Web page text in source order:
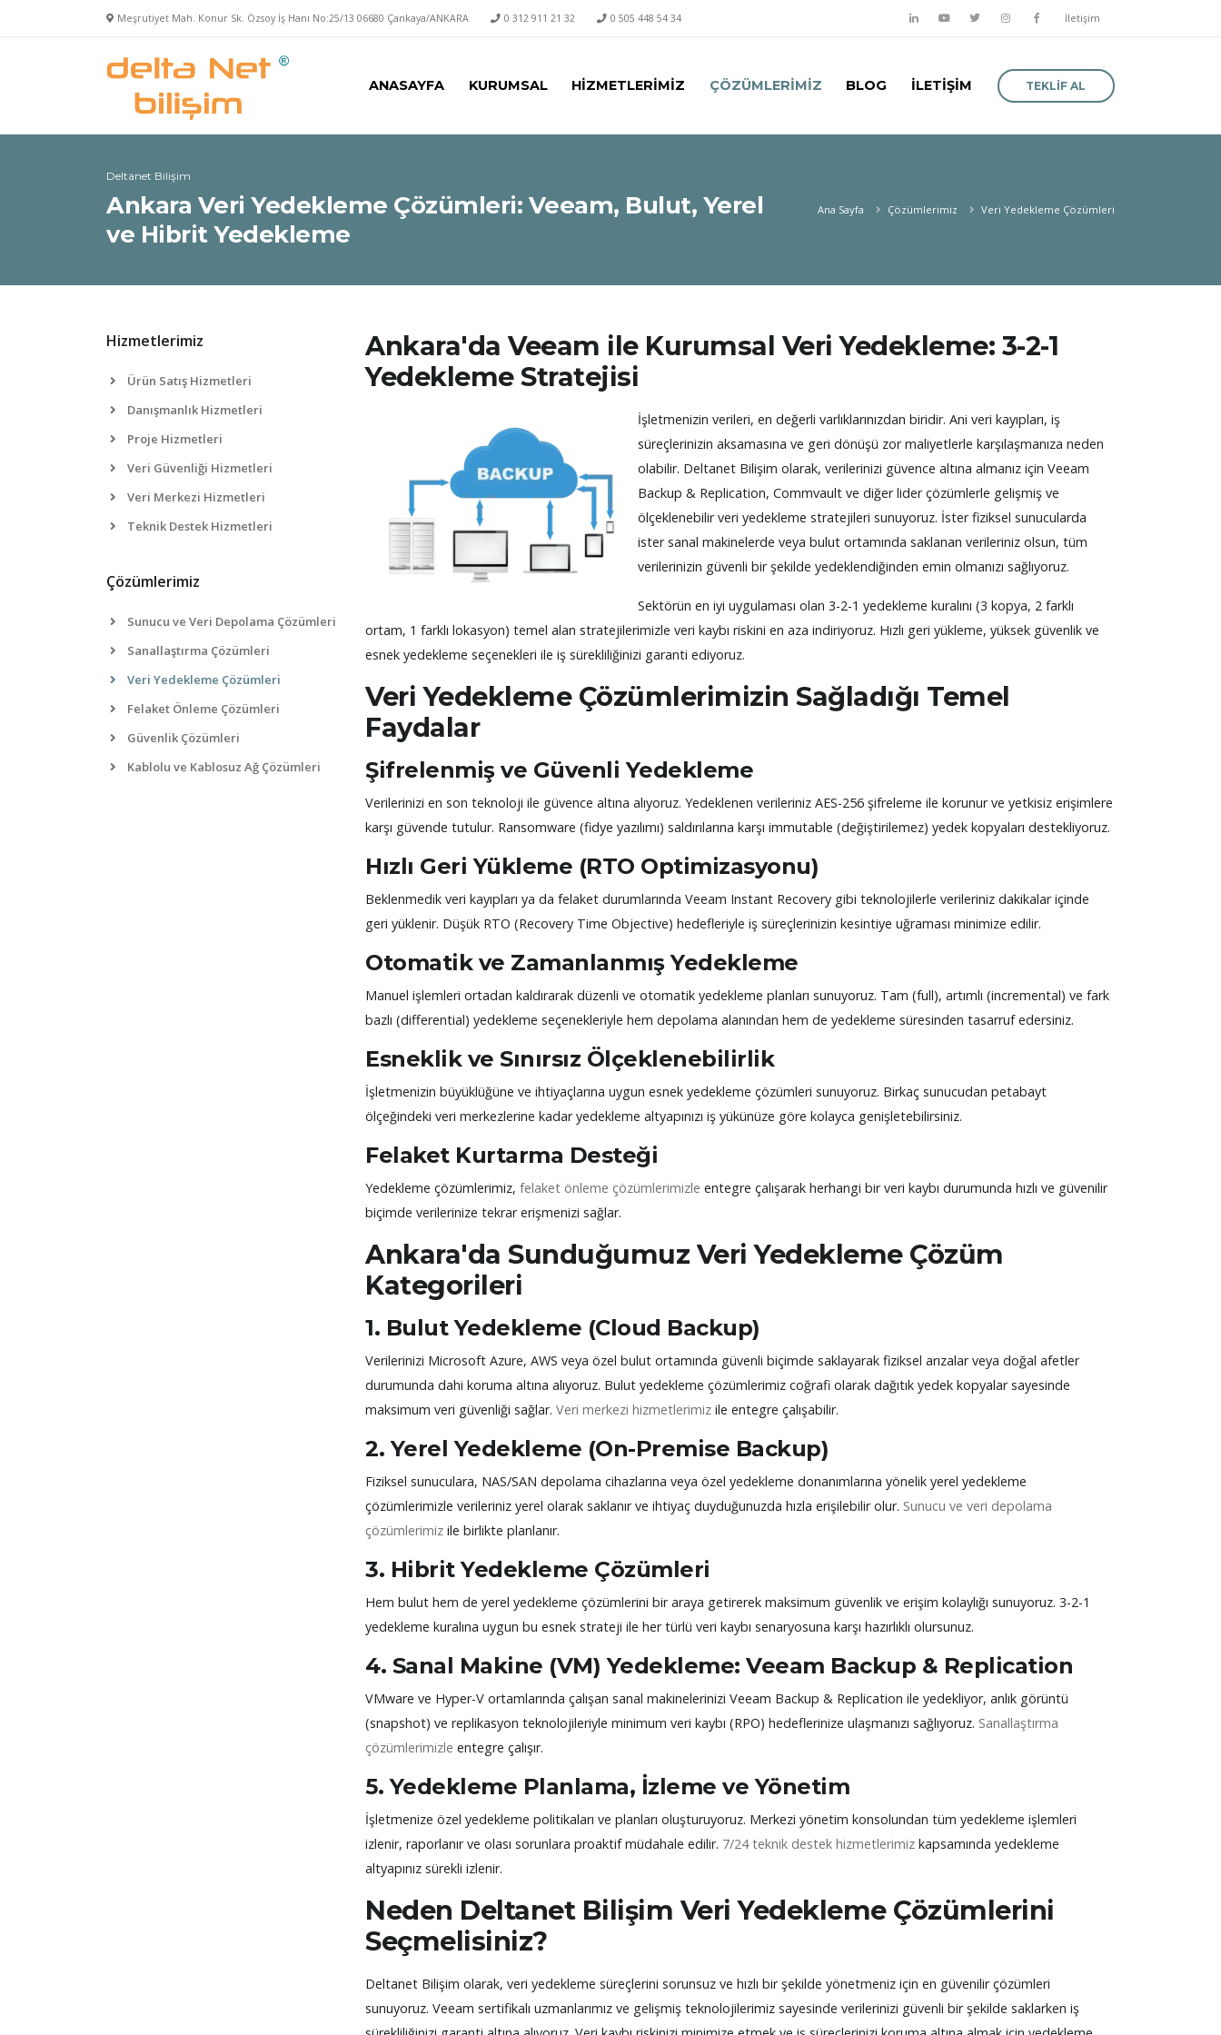
Meşrutiyet Mah. Konur Sk. Özsoy İş Hanı No:25/13 06680 Çankaya/ANKARA 0 312 911 21 32 0 505 448 54 34 İletişim
ANASAYFA KURUMSAL HİZMETLERİMİZ ÇÖZÜMLERİMİZ BLOG İLETİŞİM TEKLİF AL
Deltanet Bilişim
Ankara Veri Yedekleme Çözümleri: Veeam, Bulut, Yerel
ve Hibrit Yedekleme
Ana Sayfa Çözümlerimiz Veri Yedekleme Çözümleri
Hizmetlerimiz
Ürün Satış Hizmetleri
Danışmanlık Hizmetleri
Proje Hizmetleri
Veri Güvenliği Hizmetleri
Veri Merkezi Hizmetleri
Teknik Destek Hizmetleri
Çözümlerimiz
Sunucu ve Veri Depolama Çözümleri
Sanallaştırma Çözümleri
Veri Yedekleme Çözümleri
Felaket Önleme Çözümleri
Güvenlik Çözümleri
Kablolu ve Kablosuz Ağ Çözümleri
Ankara'da Veeam ile Kurumsal Veri Yedekleme: 3-2-1
Yedekleme Stratejisi
İşletmenizin verileri, en değerli varlıklarınızdan biridir. Ani veri kayıpları, iş
süreçlerinizin aksamasına ve geri dönüşü zor maliyetlerle karşılaşmanıza neden
olabilir. Deltanet Bilişim olarak, verilerinizi güvence altına almanız için Veeam
Backup & Replication, Commvault ve diğer lider çözümlerle gelişmiş ve
ölçeklenebilir veri yedekleme stratejileri sunuyoruz. İster fiziksel sunucularda
ister sanal makinelerde veya bulut ortamında saklanan verileriniz olsun, tüm
verilerinizin güvenli bir şekilde yedeklendiğinden emin olmanızı sağlıyoruz.
Sektörün en iyi uygulaması olan 3-2-1 yedekleme kuralını (3 kopya, 2 farklı
ortam, 1 farklı lokasyon) temel alan stratejilerimizle veri kaybı riskini en aza indiriyoruz. Hızlı geri yükleme, yüksek güvenlik ve
esnek yedekleme seçenekleri ile iş sürekliliğinizi garanti ediyoruz.
Veri Yedekleme Çözümlerimizin Sağladığı Temel
Faydalar
Şifrelenmiş ve Güvenli Yedekleme
Verilerinizi en son teknoloji ile güvence altına alıyoruz. Yedeklenen verileriniz AES-256 şifreleme ile korunur ve yetkisiz erişimlere
karşı güvende tutulur. Ransomware (fidye yazılımı) saldırılarına karşı immutable (değiştirilemez) yedek kopyaları destekliyoruz.
Hızlı Geri Yükleme (RTO Optimizasyonu)
Beklenmedik veri kayıpları ya da felaket durumlarında Veeam Instant Recovery gibi teknolojilerle verileriniz dakikalar içinde
geri yüklenir. Düşük RTO (Recovery Time Objective) hedefleriyle iş süreçlerinizin kesintiye uğraması minimize edilir.
Otomatik ve Zamanlanmış Yedekleme
Manuel işlemleri ortadan kaldırarak düzenli ve otomatik yedekleme planları sunuyoruz. Tam (full), artımlı (incremental) ve fark
bazlı (differential) yedekleme seçenekleriyle hem depolama alanından hem de yedekleme süresinden tasarruf edersiniz.
Esneklik ve Sınırsız Ölçeklenebilirlik
İşletmenizin büyüklüğüne ve ihtiyaçlarına uygun esnek yedekleme çözümleri sunuyoruz. Birkaç sunucudan petabayt
ölçeğindeki veri merkezlerine kadar yedekleme altyapınızı iş yükünüze göre kolayca genişletebilirsiniz.
Felaket Kurtarma Desteği
Yedekleme çözümlerimiz, felaket önleme çözümlerimizle entegre çalışarak herhangi bir veri kaybı durumunda hızlı ve güvenilir
biçimde verilerinize tekrar erişmenizi sağlar.
Ankara'da Sunduğumuz Veri Yedekleme Çözüm
Kategorileri
1. Bulut Yedekleme (Cloud Backup)
Verilerinizi Microsoft Azure, AWS veya özel bulut ortamında güvenli biçimde saklayarak fiziksel arızalar veya doğal afetler
durumunda dahi koruma altına alıyoruz. Bulut yedekleme çözümlerimiz coğrafi olarak dağıtık yedek kopyalar sayesinde
maksimum veri güvenliği sağlar. Veri merkezi hizmetlerimiz ile entegre çalışabilir.
2. Yerel Yedekleme (On-Premise Backup)
Fiziksel sunuculara, NAS/SAN depolama cihazlarına veya özel yedekleme donanımlarına yönelik yerel yedekleme
çözümlerimizle verileriniz yerel olarak saklanır ve ihtiyaç duyduğunuzda hızla erişilebilir olur. Sunucu ve veri depolama
çözümlerimiz ile birlikte planlanır.
3. Hibrit Yedekleme Çözümleri
Hem bulut hem de yerel yedekleme çözümlerini bir araya getirerek maksimum güvenlik ve erişim kolaylığı sunuyoruz. 3-2-1
yedekleme kuralına uygun bu esnek strateji ile her türlü veri kaybı senaryosuna karşı hazırlıklı olursunuz.
4. Sanal Makine (VM) Yedekleme: Veeam Backup & Replication
VMware ve Hyper-V ortamlarında çalışan sanal makinelerinizi Veeam Backup & Replication ile yedekliyor, anlık görüntü
(snapshot) ve replikasyon teknolojileriyle minimum veri kaybı (RPO) hedeflerinize ulaşmanızı sağlıyoruz. Sanallaştırma
çözümlerimizle entegre çalışır.
5. Yedekleme Planlama, İzleme ve Yönetim
İşletmenize özel yedekleme politikaları ve planları oluşturuyoruz. Merkezi yönetim konsolundan tüm yedekleme işlemleri
izlenir, raporlanır ve olası sorunlara proaktif müdahale edilir. 7/24 teknik destek hizmetlerimiz kapsamında yedekleme
altyapınız sürekli izlenir.
Neden Deltanet Bilişim Veri Yedekleme Çözümlerini
Seçmelisiniz?
Deltanet Bilişim olarak, veri yedekleme süreçlerini sorunsuz ve hızlı bir şekilde yönetmeniz için en güvenilir çözümleri
sunuyoruz. Veeam sertifikalı uzmanlarımız ve gelişmiş teknolojilerimiz sayesinde verilerinizi güvenli bir şekilde saklarken iş